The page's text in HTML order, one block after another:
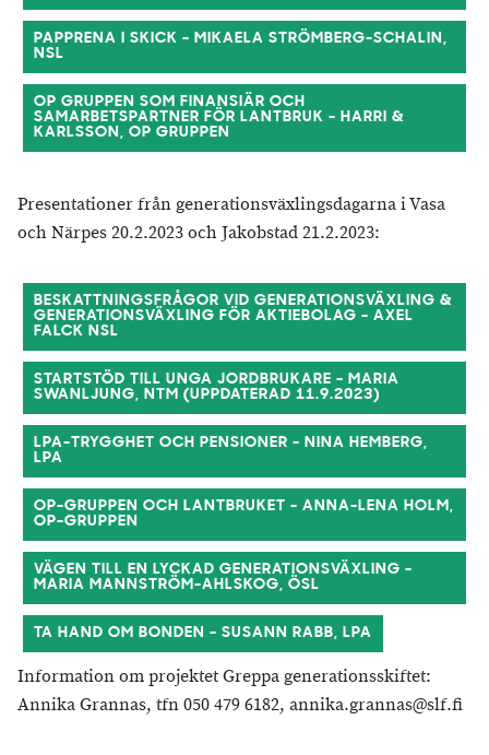
PAPPRENA I SKICK - MIKAELA STRÖMBERG-SCHALIN,
NSL
OP GRUPPEN SOM FINANSIÄR OCH
SAMARBETSPARTNER FÖR LANTBRUK - HARRI &
KARLSSON, OP GRUPPEN
Presentationer från generationsväxlingsdagarna i Vasa
och Närpes 20.2.2023 och Jakobstad 21.2.2023:
BESKATTNINGSFRÅGOR VID GENERATIONSVÄXLING &
GENERATIONSVÄXLING FÖR AKTIEBOLAG - AXEL
FALCK NSL
STARTSTÖD TILL UNGA JORDBRUKARE - MARIA
SWANLJUNG, NTM (UPPDATERAD 11.9.2023)
LPA-TRYGGHET OCH PENSIONER - NINA HEMBERG,
LPA
OP-GRUPPEN OCH LANTBRUKET - ANNA-LENA HOLM,
OP-GRUPPEN
VÄGEN TILL EN LYCKAD GENERATIONSVÄXLING -
MARIA MANNSTRÖM-AHLSKOG, ÖSL
TA HAND OM BONDEN - SUSANN RABB, LPA
Information om projektet Greppa generationsskiftet:
Annika Grannas, tfn 050 479 6182, annika.grannas@slf.fi